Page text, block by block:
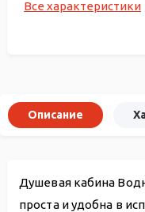
Все характеристики
Описание
Душевая кабина
проста и удобна в